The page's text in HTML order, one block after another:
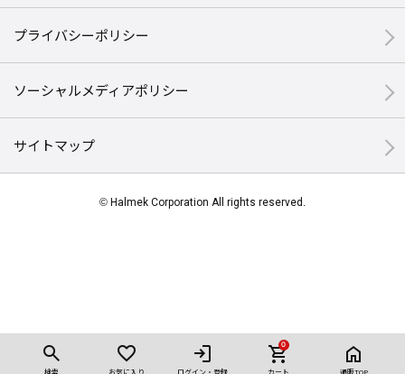
検索 お気に入り ログイン・登録
0
カート 通販TOP
プライバシーポリシー
ソーシャルメディアポリシー
サイトマップ
© Halmek Corporation All rights reserved.